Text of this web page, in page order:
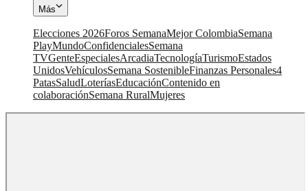
Más
Elecciones 2026Foros SemanaMejor ColombiaSemana
PlayMundoConfidencialesSemana
TVGenteEspecialesArcadiaTecnologíaTurismoEstados
UnidosVehículosSemana SostenibleFinanzas Personales4
PatasSaludLoteríasEducaciónContenido en
colaboraciónSemana RuralMujeres